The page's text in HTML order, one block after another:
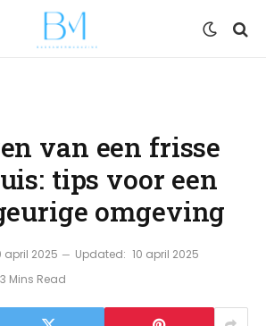
van een frisse
tips voor een
omgeving
april 2025 Updated: 10 april 2025
3 Mins Read